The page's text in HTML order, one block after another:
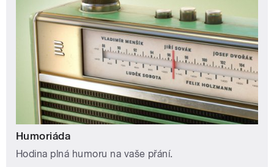
Humoriáda
Hodina plná humoru na vaše přání.